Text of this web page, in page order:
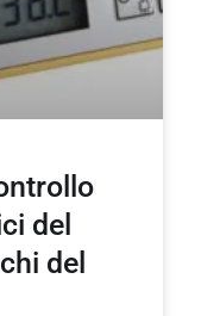
del
del